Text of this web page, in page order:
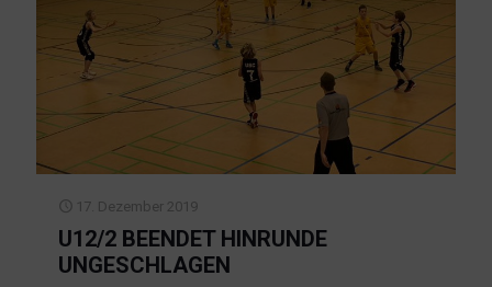
17. Dezember 2019
U12/2 BEENDET HINRUNDE
UNGESCHLAGEN